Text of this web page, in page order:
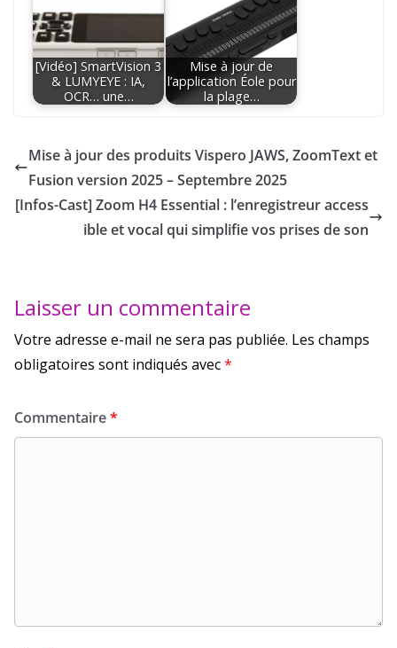
[Vidéo] SmartVision 3
& LUMYEYE : IA,
OCR… une…
Mise à jour de
l’application Éole pour
la plage…
Mise à jour des produits Vispero JAWS, ZoomText et
Fusion version 2025 – Septembre 2025
[Infos-Cast] Zoom H4 Essential : l’enregistreur access
ible et vocal qui simplifie vos prises de son
Laisser un commentaire
Votre adresse e-mail ne sera pas publiée. Les champs
obligatoires sont indiqués avec*
Commentaire*